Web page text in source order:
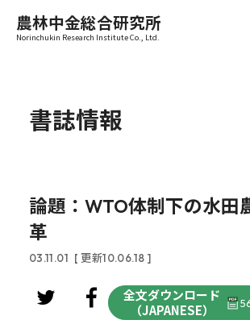
農林中金総合研究所
Norinchukin Research Institute Co., Ltd.
書誌情報
論題：WTO体制下の水田
革
03.11.01 [ 更新10.06.18 ]
全文ダウンロード
（JAPANESE）